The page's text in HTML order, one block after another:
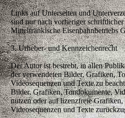
Links auf Unterseiten und
sind nur nach vorheriger
Mittelfränkische Eisenbahnbetriebs
3. Urheber- und Kennzeichenrecht
Der Autor ist bestrebt, in allen
der verwendeten Bilder, Grafiken,
Videosequenzen und Texte zu
Bilder, Grafiken, Tondokumente,
nutzen oder auf lizenzfreie
Videosequenzen und Texte